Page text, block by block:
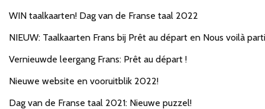
WIN taalkaarten! Dag van de Franse taal 2022
NIEUW: Taalkaarten Frans bij Prêt au départ en Nous voilà
Vernieuwde leergang Frans: Prêt au départ !
Nieuwe website en vooruitblik 2022!
Dag van de Franse taal 2021: Nieuwe puzzel!